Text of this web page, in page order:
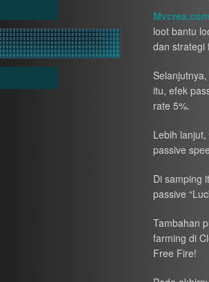
Mvcrea.com
loot bantu
dan strategi
Selanjutnya,
itu, efek
rate 5%.
Lebih lanjut,
passive
Di samping
passive
Tambahan
farming di
Free Fire!